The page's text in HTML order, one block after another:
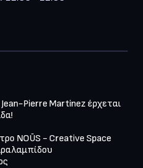
Pierre Martinez έρχεται
NOŪS - Creative Space